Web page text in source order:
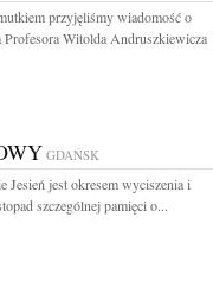
przyjęliśmy wiadomość o
Profesora Witolda Andruszkiewicza
GDAŃSK
Jesień jest okresem wyciszenia i
szczególnej pamięci o...